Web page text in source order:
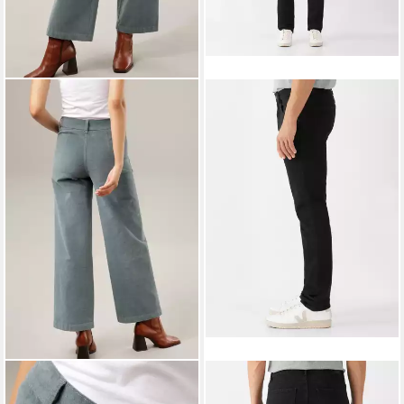
ANISTON CASUAL
Cordhose in angesagter
5-Pocket-Jeans Dusk